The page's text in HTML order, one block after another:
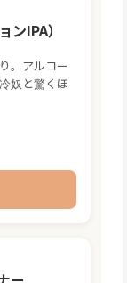
IPA）
。アルコー
奴と驚くほ